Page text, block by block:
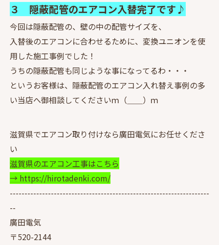
３ 隠蔽配管のエアコン入替完了です♪
今回は隠蔽配管の、壁の中の配管サイズを、
入替後のエアコンに合わせるために、変換ユニオンを使
用した施工事例でした！
うちの隠蔽配管も同じような事になってるわ・・・
というお客様は、隠蔽配管のエアコン入れ替え事例の多
い当店へ御相談してくださいｍ（＿＿）ｍ
滋賀県でエアコン取り付けなら廣田電気にお任せくださ
い
滋賀県のエアコン工事はこちら
→ https://hirotadenki.com/
--------------------------------------------------------------------
--
廣田電気
〒520-2144